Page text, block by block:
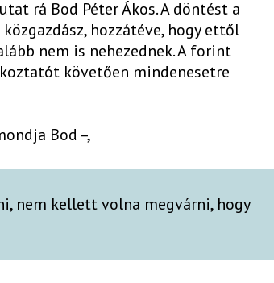
rá Bod Péter Ákos. A döntést a
hozzátéve, hogy ettől
nem is nehezednek. A forint
követően mindenesetre
Bod –,
nem kellett volna megvárni, hogy